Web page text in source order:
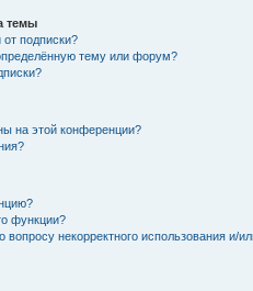
темы
подписки?
тему или форум?
на этой конференции?
функции?
некорректного использования и/